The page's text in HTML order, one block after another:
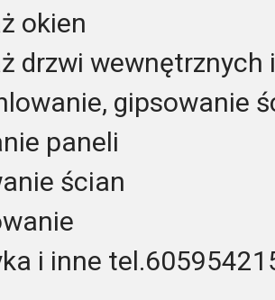
okien
drzwi wewnętrznych
gipsowanie
paneli
ścian
i inne